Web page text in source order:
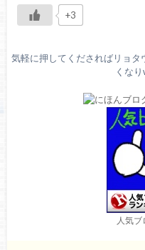
+3
気軽に押してくださればリョタ
くな
人気